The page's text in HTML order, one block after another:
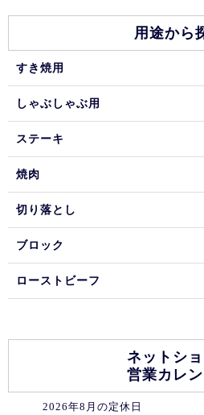
用途から
すき焼用
しゃぶしゃぶ用
ステーキ
焼肉
切り落とし
ブロック
ローストビーフ
ネットシ
営業カレ
2026年8月の定休日